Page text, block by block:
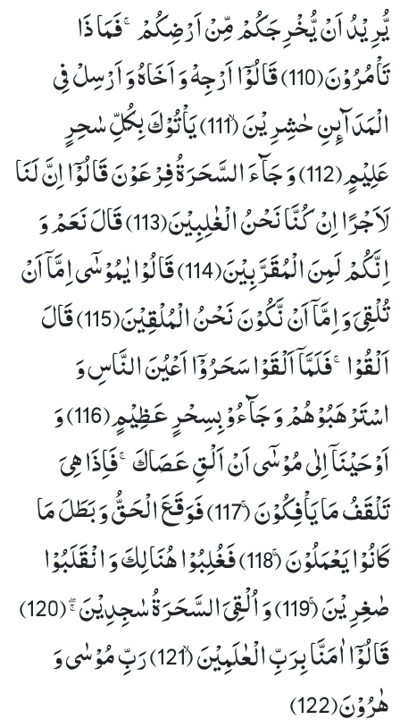
یُّرِیْدُ اَنْ یُّخْرِجَكُمْ مِّنْ اَرْضِكُمْۚ-فَمَا ذَا
تَاْمُرُوْنَ(110) قَالُوْۤا اَرْجِهْ وَ اَخَاهُ وَ اَرْسِلْ فِی
الْمَدَآىٕنِ حٰشِرِیْنَۙ (111) یَاْتُوْكَ بِكُلِّ سٰحِرٍ
عَلِیْمٍ(112) وَ جَآءَ السَّحَرَةُ فِرْعَوْنَ قَالُوْۤا اِنَّ لَنَا
لَاَجْرًا اِنْ كُنَّا نَحْنُ الْغٰلِبِیْنَ(113) قَالَ نَعَمْ وَ
اِنَّكُمْ لَمِنَ الْمُقَرَّبِیْنَ(114) قَالُوْا یٰمُوْسٰۤى اِمَّاۤ اَنْ
تُلْقِیَ وَ اِمَّاۤ اَنْ نَّكُوْنَ نَحْنُ الْمُلْقِیْنَ(115) قَالَ
اَلْقُوْاۚ-فَلَمَّاۤ اَلْقَوْا سَحَرُوْۤا اَعْیُنَ النَّاسِ وَ
اسْتَرْهَبُوْهُمْ وَ جَآءُوْ بِسِحْرٍ عَظِیْمٍ(116) وَ
اَوْحَیْنَاۤ اِلٰى مُوْسٰۤى اَنْ اَلْقِ عَصَاكَۚ-فَاِذَا هِیَ
تَلْقَفُ مَا یَاْفِكُوْنَۚ (117) فَوَقَعَ الْحَقُّ وَ بَطَلَ مَا
كَانُوْا یَعْمَلُوْنَۚ (118) فَغُلِبُوْا هُنَالِكَ وَ انْقَلَبُوْا
صٰغِرِیْنَۚ (119) وَ اُلْقِیَ السَّحَرَةُ سٰجِدِیْنَﭕ(120)
قَالُوْۤا اٰمَنَّا بِرَبِّ الْعٰلَمِیْنَۙ (121) رَبِّ مُوْسٰى وَ
هٰرُوْنَ(122)